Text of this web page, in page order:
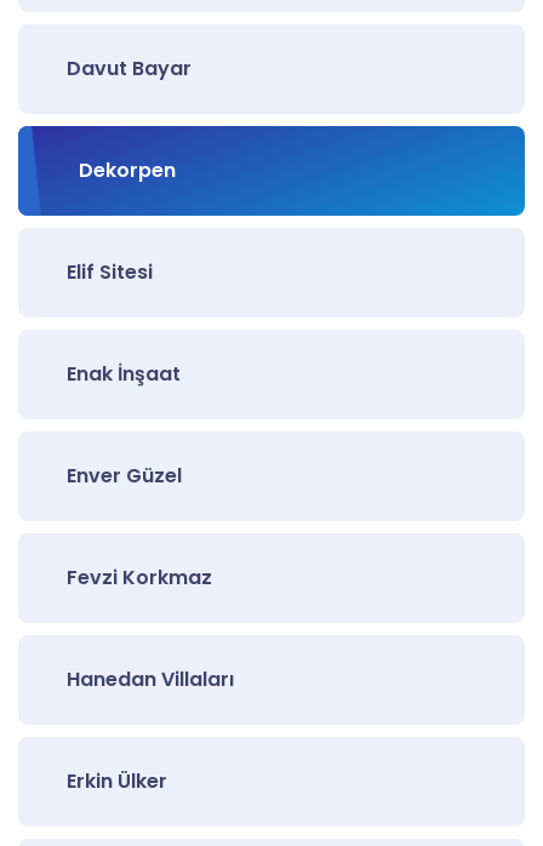
Davut Bayar
Dekorpen
Elif Sitesi
Enak İnşaat
Enver Güzel
Fevzi Korkmaz
Hanedan Villaları
Erkin Ülker